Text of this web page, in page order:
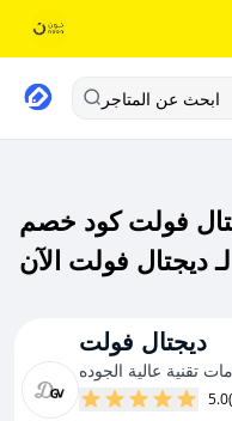
ابحث عن المتاجر
فولت كود خصم
ديجتال فولت
تقنية عالية الجوده
5.0